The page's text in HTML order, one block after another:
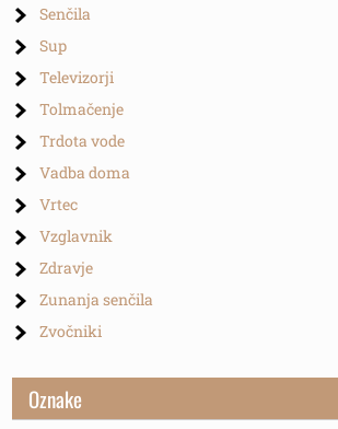
Senčila
Sup
Televizorji
Tolmačenje
Trdota vode
Vadba doma
Vrtec
Vzglavnik
Zdravje
Zunanja senčila
Zvočniki
Oznake